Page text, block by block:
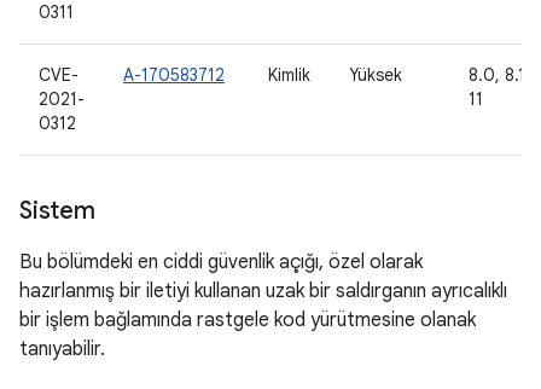
0311
CVE-
2021-
0312
A-170583712 Kimlik Yüksek
8.0, 8.1,
11
Sistem
Bu bölümdeki en ciddi güvenlik açığı, özel olarak
hazırlanmış bir iletiyi kullanan uzak bir saldırganın ayrıcalıklı
bir işlem bağlamında rastgele kod yürütmesine olanak
tanıyabilir.